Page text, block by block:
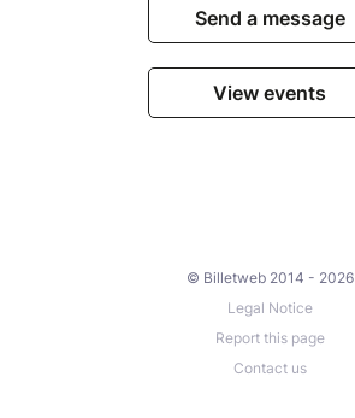
Send a message
View events
© Billetweb 2014 - 2026
Legal Notice
Report this page
Contact us